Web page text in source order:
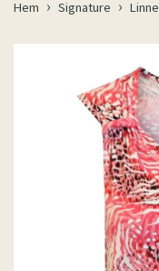
Hem Signature Linne